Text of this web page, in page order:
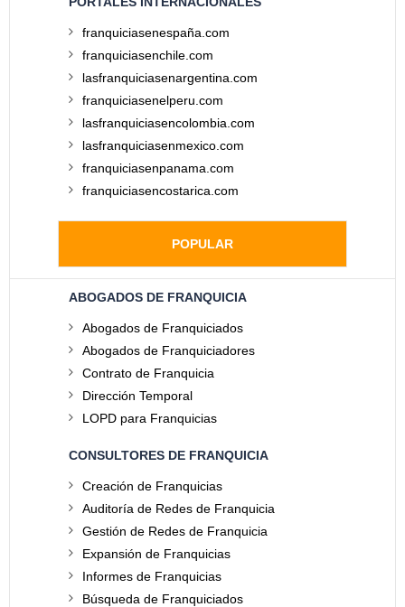
franquiciasenespaña.com
franquiciasenchile.com
lasfranquiciasenargentina.com
franquiciasenelperu.com
lasfranquiciasencolombia.com
lasfranquiciasenmexico.com
franquiciasenpanama.com
franquiciasencostarica.com
POPULAR
ABOGADOS DE FRANQUICIA
Abogados de Franquiciados
Abogados de Franquiciadores
Contrato de Franquicia
Dirección Temporal
LOPD para Franquicias
CONSULTORES DE FRANQUICIA
Creación de Franquicias
Auditoría de Redes de Franquicia
Gestión de Redes de Franquicia
Expansión de Franquicias
Informes de Franquicias
Búsqueda de Franquiciados